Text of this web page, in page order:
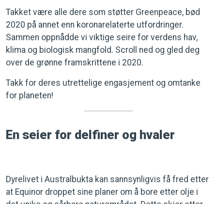
Takket være alle dere som støtter Greenpeace, bød
2020 på annet enn koronarelaterte utfordringer.
Sammen oppnådde vi viktige seire for verdens hav,
klima og biologisk mangfold. Scroll ned og gled deg
over de grønne framskrittene i 2020.
Takk for deres utrettelige engasjement og omtanke
for planeten!
En seier for delfiner og hvaler
Dyrelivet i Australbukta kan sannsynligvis få fred etter
at Equinor droppet sine planer om å bore etter olje i